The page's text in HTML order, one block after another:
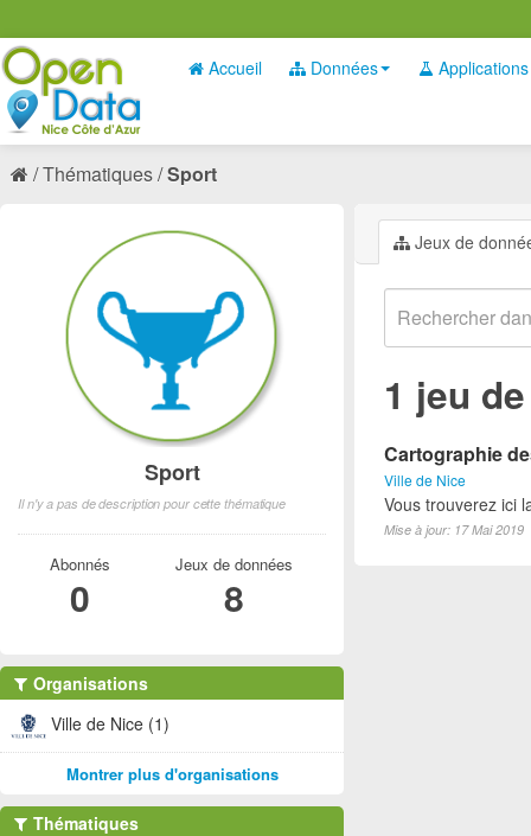
Accueil Données Applications
Thématiques Sport
Jeux de
1 jeu
Cartographie
Ville de Nice
Vous trouverez ici
Mise à jour: 17 Mai 2019
Sport
Il n'y a pas de description pour cette thématique
Abonnés
0
Jeux de données
8
Organisations
Ville de Nice (1)
Montrer plus d'organisations
Thématiques